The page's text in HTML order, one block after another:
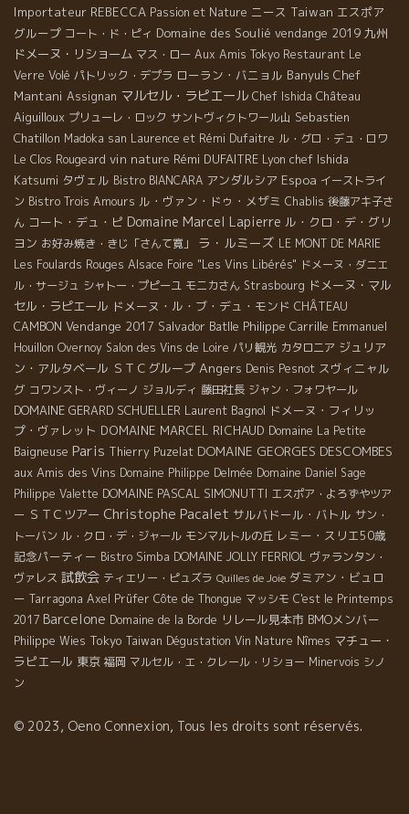
Importateur REBECCA Passion et Nature ニース Taiwan エスポア
グループ コート・ド・ピィ Domaine des Soulié vendange 2019 九州
ドメーヌ・リショーム マス・ロー Aux Amis Tokyo Restaurant Le
Verre Volé パトリック・デプラ ローラン・バニョル Banyuls Chef
Mantani Assignan マルセル・ラピエール Chef Ishida Château
Aiguilloux プリューレ・ロック サントヴィクトワール山 Sebastien
Chatillon Madoka san Laurence et Rémi Dufaitre ル・グロ・デュ・ロワ
Le Clos Rougeard vin nature Rémi DUFAITRE Lyon chef Ishida
Katsumi タヴェル Bistro BIANCARA アンダルシア Espoa イーストライ
ン Bistro Trois Amours ル・ヴァン・ドゥ・メザミ Chablis 後藤アキ子さ
ん コート・デュ・ピ Domaine Marcel Lapierre ル・クロ・デ・グリ
ヨン お好み焼き・きじ「さんて寛」 ラ・ルミーズ LE MONT DE MARIE
Les Foulards Rouges Alsace Foire "Les Vins Libérés" ドメーヌ・ダニエ
ル・サージュ シャトー・プピーユ モニカさん Strasbourg ドメーヌ・マル
セル・ラピエール ドメーヌ・ル・ブ・デュ・モンド CHÂTEAU
CAMBON Vendange 2017 Salvador Batlle Philippe Carrille Emmanuel
Houillon Overnoy Salon des Vins de Loire パリ観光 カタロニア ジュリア
ン・アルタベール ＳＴＣグループ Angers Denis Pesnot スヴィニャル
グ コワンスト・ヴィーノ ジョルディ 藤田社長 ジャン・フォワヤール
DOMAINE GERARD SCHUELLER Laurent Bagnol ドメーヌ・フィリッ
プ・ヴァレット DOMAINE MARCEL RICHAUD Domaine La Petite
Baigneuse Paris Thierry Puzelat DOMAINE GEORGES DESCOMBES
aux Amis des Vins Domaine Philippe Delmée Domaine Daniel Sage
Philippe Valette DOMAINE PASCAL SIMONUTTI エスポア・よろずやツア
ー ＳＴＣツアー Christophe Pacalet サルバドール・バトル サン・
トーバン ル・クロ・デ・ジャール モンマルトルの丘 レミー・スリエ50歳
記念パーティー Bistro Simba DOMAINE JOLLY FERRIOL ヴァランタン・
ヴァレス 試飲会 ティエリー・ピュズラ Quilles de Joie ダミアン・ビュロ
ー Tarragona Axel Prüfer Côte de Thongue マッシモ C'est le Printemps
2017 Barcelone Domaine de la Borde リレール見本市 BMOメンバー
Philippe Wies Tokyo Taiwan Dégustation Vin Nature Nîmes マチュー・
ラピエール 東京 福岡 マルセル・エ・クレール・リショー Minervois シノ
ン
© 2023, Oeno Connexion, Tous les droits sont réservés.